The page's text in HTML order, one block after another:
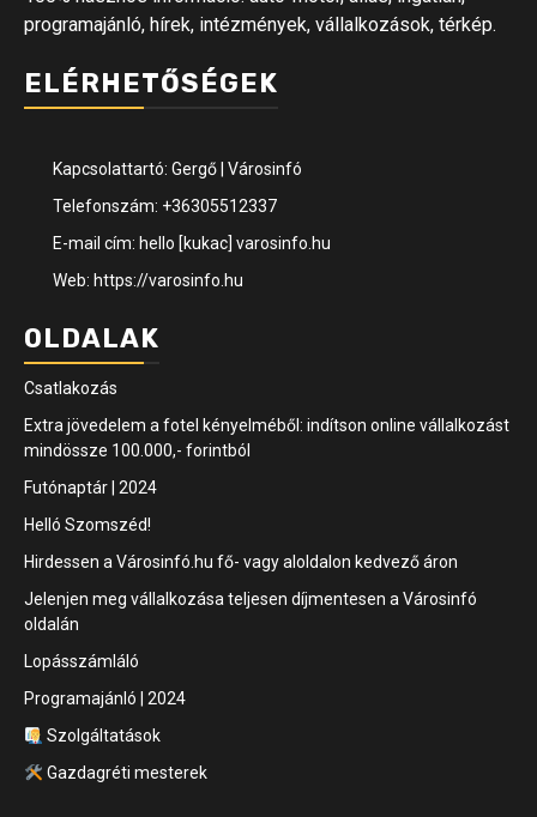
programajánló, hírek, intézmények, vállalkozások, térkép.
ELÉRHETŐSÉGEK
Kapcsolattartó: Gergő | Városinfó
Telefonszám: +36305512337
E-mail cím: hello [kukac] varosinfo.hu
Web: https://varosinfo.hu
OLDALAK
Csatlakozás
Extra jövedelem a fotel kényelméből: indítson online vállalkozást
mindössze 100.000,- forintból
Futónaptár | 2024
Helló Szomszéd!
Hirdessen a Városinfó.hu fő- vagy aloldalon kedvező áron
Jelenjen meg vállalkozása teljesen díjmentesen a Városinfó
oldalán
Lopásszámláló
Programajánló | 2024
Szolgáltatások
Gazdagréti mesterek